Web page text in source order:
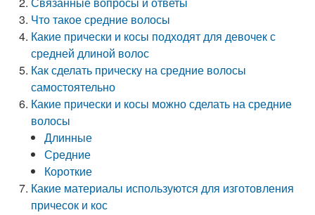
Что такое средние волосы
Какие прически и косы подходят для девочек с
средней длиной волос
Как сделать прическу на средние волосы
самостоятельно
Какие прически и косы можно сделать на средние
волосы
Длинные
Средние
Короткие
Какие материалы используются для изготовления
причесок и кос